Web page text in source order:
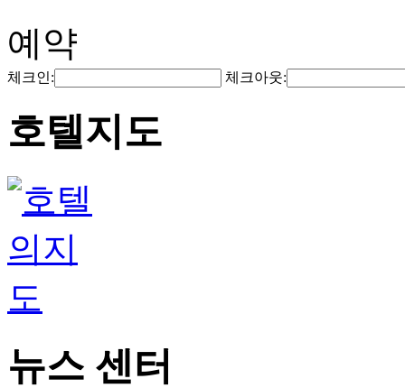
예약
체크인: 체크아웃:
호텔지도
뉴스 센터